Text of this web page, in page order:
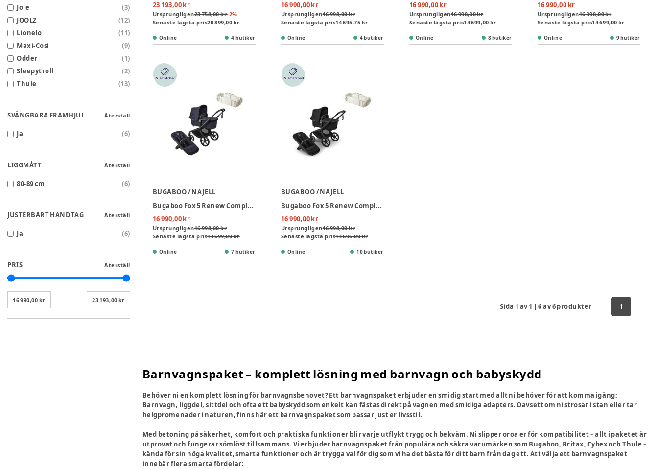
Joie
(3)
JOOLZ
(12)
Lionelo
(11)
Maxi-Cosi
(9)
Odder
(1)
Sleepytroll
(2)
Thule
(13)
SVÄNGBARA FRAMHJUL Återställ
Ja (6)
LIGGMÅTT Återställ
80-89 cm (6)
JUSTERBART HANDTAG Återställ
Ja (6)
PRIS Återställ
16 990,00 kr 23 193,00 kr
23 193,00 kr
Ursprungligen23 758,00 kr-2%
Senaste lägsta pris20 899,00 kr
Online 4 butiker
16 990,00 kr
Ursprungligen16 998,00 kr
Senaste lägsta pris14 695,75 kr
Online 4 butiker
16 990,00 kr
Ursprungligen16 998,00 kr
Senaste lägsta pris14 699,00 kr
Online 8 butiker
16 990,00 kr
Ursprungligen16 998,00 kr
Senaste lägsta pris14 699,00 kr
Online 9 butiker
BUGABOO / NAJELL
Bugaboo Fox 5 Renew Complete - Black/Deep Indigo inkl. Sleepcarrier Vol 5 Oat Beige
16 990,00 kr
Ursprungligen16 998,00 kr
Senaste lägsta pris14 699,00 kr
Online 7 butiker
BUGABOO / NAJELL
Bugaboo Fox 5 Renew Complete - Black/Heritage Black inkl. Sleepcarrier Vol 5 Oat Beige
16 990,00 kr
Ursprungligen16 998,00 kr
Senaste lägsta pris14 696,00 kr
Online 10 butiker
Sida 1 av1 |6av6produkter 1
Barnvagnspaket – komplett lösning med barnvagn och babyskydd
Behöver ni en komplett lösning för barnvagnsbehovet? Ett barnvagnspaket erbjuder en smidig start med allt ni behöver för att komma igång:
Barnvagn, liggdel, sittdel och ofta ett babyskydd som enkelt kan fästas direkt på vagnen med smidiga adapters. Oavsett om ni strosar i stan eller tar
helgpromenader i naturen, finns här ett barnvagnspaket som passar just er livsstil.
Med betoning på säkerhet, komfort och praktiska funktioner blir varje utflykt trygg och bekväm. Ni slipper oroa er för kompatibilitet – allt i paketet är
utprovat och fungerar sömlöst tillsammans. Vi erbjuder barnvagnspaket från populära och säkra varumärken som Bugaboo, Britax, CybexochThule –
kända för sin höga kvalitet, smarta funktioner och är trygga val för dig som vi ha det bästa för ditt barn från dag ett. Att välja ett barnvagnspaket
innebär flera smarta fördelar: